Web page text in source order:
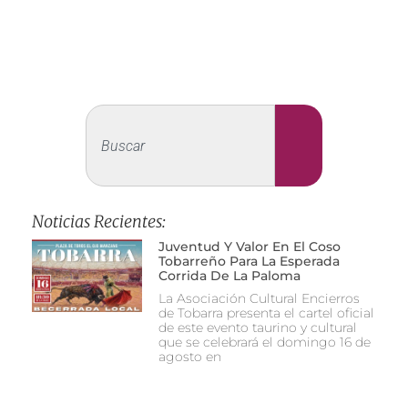
Noticias Recientes:
Juventud Y Valor En El Coso
Tobarreño Para La Esperada
Corrida De La Paloma
La Asociación Cultural Encierros
de Tobarra presenta el cartel oficial
de este evento taurino y cultural
que se celebrará el domingo 16 de
agosto en